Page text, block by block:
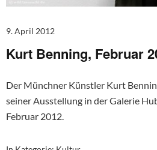
9. April 2012
Kurt Benning, Februar
Der Münchner Künstler Kurt
seiner Ausstellung in der Galerie
Februar 2012.